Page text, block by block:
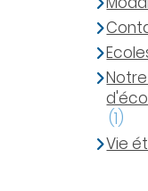
(1)
Vie